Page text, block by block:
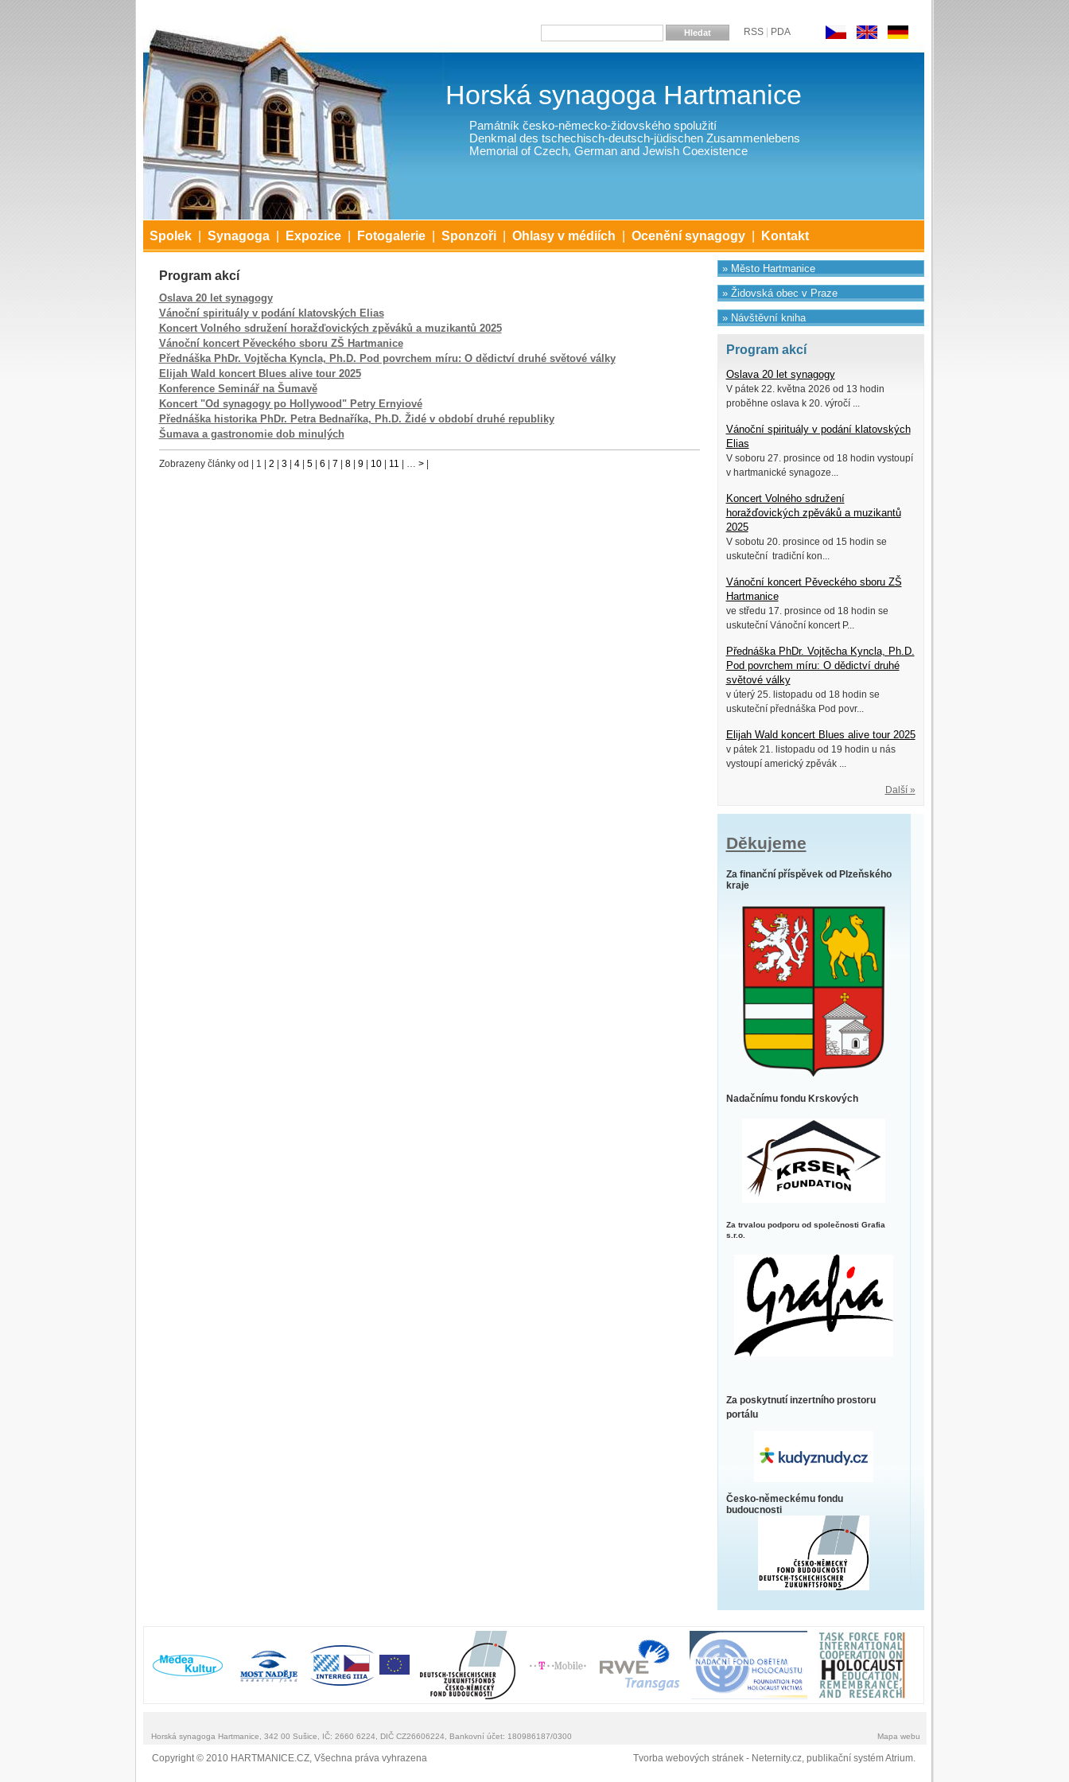
RSS PDA
Horská synagoga Hartmanice
Památník česko-německo-židovského spolužití
Denkmal des tschechisch-deutsch-jüdischen Zusammenlebens
Memorial of Czech, German and Jewish Coexistence
Hledat
Spolek Synagoga Expozice Fotogalerie Sponzoři Ohlasy v médiích Ocenění synagogy Kontakt
Program akcí
Oslava 20 let synagogy
Vánoční spirituály v podání klatovských Elias
Koncert Volného sdružení horažďovických zpěváků a muzikantů 2025
Vánoční koncert Pěveckého sboru ZŠ Hartmanice
Přednáška PhDr. Vojtěcha Kyncla, Ph.D. Pod povrchem míru: O dědictví druhé světové války
Elijah Wald koncert Blues alive tour 2025
Konference Seminář na Šumavě
Koncert "Od synagogy po Hollywood" Petry Ernyiové
Přednáška historika PhDr. Petra Bednaříka, Ph.D. Židé v období druhé republiky
Šumava a gastronomie dob minulých
Zobrazeny články od 1 2 3| 4| 5| 6 7 8| 9| 10| 11 | … >|
» Město Hartmanice
» Židovská obec v Praze
» Návštěvní kniha
Program akcí
Oslava 20 let synagogy
V pátek 22. května 2026 od 13 hodin
proběhne oslava k 20. výročí ...
Vánoční spirituály v podání klatovských
Elias
V soboru 27. prosince od 18 hodin vystoupí
v hartmanické synagoze...
Koncert Volného sdružení
horažďovických zpěváků a muzikantů
2025
V sobotu 20. prosince od 15 hodin se
uskuteční tradiční kon...
Vánoční koncert Pěveckého sboru ZŠ
Hartmanice
ve středu 17. prosince od 18 hodin se
uskuteční Vánoční koncert P...
Přednáška PhDr. Vojtěcha Kyncla, Ph.D.
Pod povrchem míru: O dědictví druhé
světové války
v úterý 25. listopadu od 18 hodin se
uskuteční přednáška Pod povr...
Elijah Wald koncert Blues alive tour 2025
v pátek 21. listopadu od 19 hodin u nás
vystoupí americký zpěvák ...
Další »
Děkujeme
Za finanční příspěvek od Plzeňského
kraje
Nadačnímu fondu Krskových
Za trvalou podporu od společnosti Grafia
s.r.o.
Za poskytnutí inzertního prostoru
portálu
Česko-německému fondu
budoucnosti
Horská synagoga Hartmanice, 342 00 Sušice, IČ: 2660 6224, DIČ CZ26606224, Bankovní účet: 180986187/0300 Mapa webu
Copyright © 2010 HARTMANICE.CZ, Všechna práva vyhrazena Tvorba webových stránek- Neternity.cz, publikační systém Atrium.